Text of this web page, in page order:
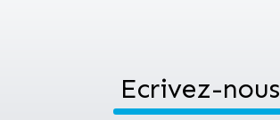
Ecrivez-nous